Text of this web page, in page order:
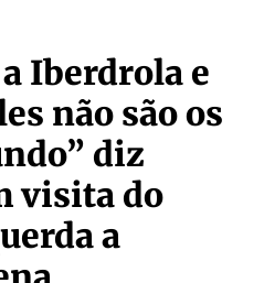
Iberdrola e
não são os
diz
visita do
a